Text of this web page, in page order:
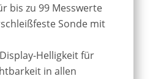
bis zu 99 Messwerte
Sonde mit
Helligkeit für
in allen